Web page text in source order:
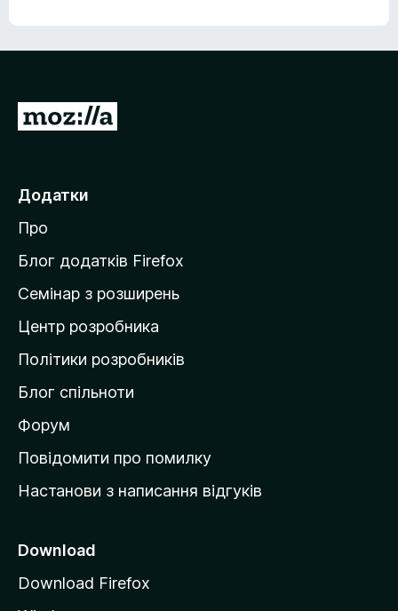
П
е
й
т
и
а
д
о
і
в
к
M
z
l
Додатки
Про
Блог додатків Firefox
Семінар з розширень
Центр розробника
Політики розробників
Блог спільноти
Форум
Повідомити про помилку
Настанови з написання відгуків
Download
Download Firefox